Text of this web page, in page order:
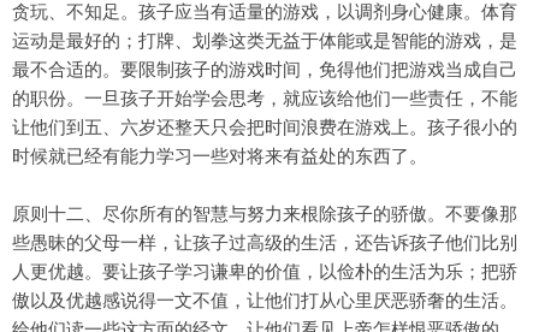
贪玩、不知足。孩子应当有适量的游戏，以调剂身心健康。体育
运动是最好的；打牌、划拳这类无益于体能或是智能的游戏，是
最不合适的。要限制孩子的游戏时间，免得他们把游戏当成自己
的职份。一旦孩子开始学会思考，就应该给他们一些责任，不能
让他们到五、六岁还整天只会把时间浪费在游戏上。孩子很小的
时候就已经有能力学习一些对将来有益处的东西了。
原则十二、尽你所有的智慧与努力来根除孩子的骄傲。不要像那
些愚昧的父母一样，让孩子过高级的生活，还告诉孩子他们比别
人更优越。要让孩子学习谦卑的价值，以俭朴的生活为乐；把骄
傲以及优越感说得一文不值，让他们打从心里厌恶骄奢的生活。